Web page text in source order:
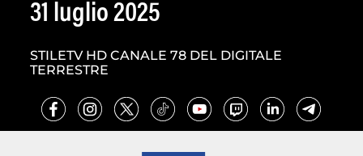
31 luglio 2025
STILETV HD CANALE 78 DEL DIGITALE
TERRESTRE